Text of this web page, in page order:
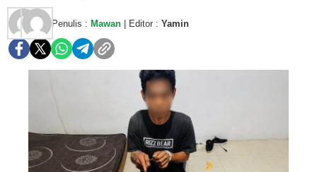
Penulis : Mawan | Editor : Yamin